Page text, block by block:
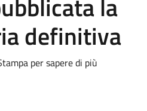
definitiva
per sapere di più